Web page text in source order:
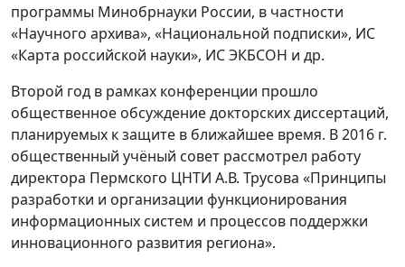
программы Минобрнауки России, в частности
«Научного архива», «Национальной подписки», ИС
«Карта российской науки», ИС ЭКБСОН и др.
Второй год в рамках конференции прошло
общественное обсуждение докторских диссертаций,
планируемых к защите в ближайшее время. В 2016 г.
общественный учёный совет рассмотрел работу
директора Пермского ЦНТИ А.В. Трусова «Принципы
разработки и организации функционирования
информационных систем и процессов поддержки
инновационного развития региона».